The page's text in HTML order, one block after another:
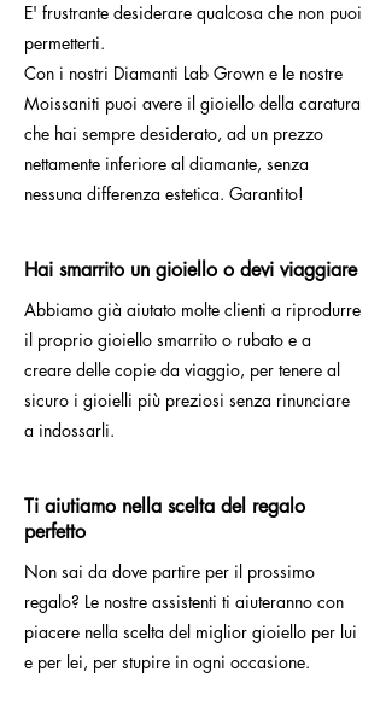
E' frustrante desiderare qualcosa che non puoi
permetterti.
Con i nostri Diamanti Lab Grown e le nostre
Moissaniti puoi avere il gioiello della caratura
che hai sempre desiderato, ad un prezzo
nettamente inferiore al diamante, senza
nessuna differenza estetica. Garantito!
Hai smarrito un gioiello o devi viaggiare
Abbiamo già aiutato molte clienti a riprodurre
il proprio gioiello smarrito o rubato e a
creare delle copie da viaggio, per tenere al
sicuro i gioielli più preziosi senza rinunciare
a indossarli.
Ti aiutiamo nella scelta del regalo
perfetto
Non sai da dove partire per il prossimo
regalo? Le nostre assistenti ti aiuteranno con
piacere nella scelta del miglior gioiello per lui
e per lei, per stupire in ogni occasione.